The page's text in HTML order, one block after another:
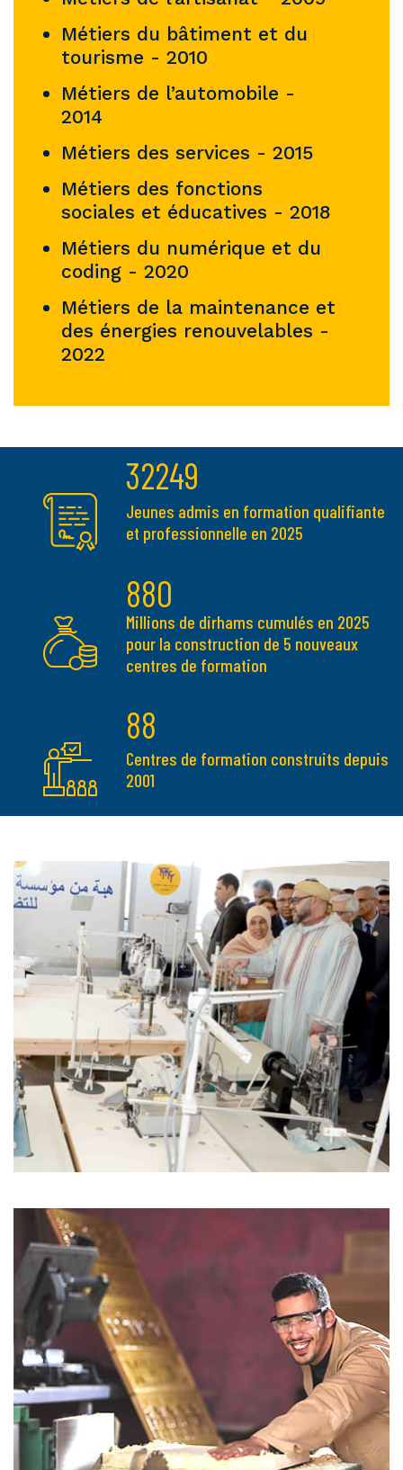
Métiers du bâtiment et du
tourisme - 2010
Métiers de l’automobile -
2014
Métiers des services - 2015
Métiers des fonctions
sociales et éducatives - 2018
Métiers du numérique et du
coding - 2020
Métiers de la maintenance et
des énergies renouvelables -
2022
32249
Jeunes admis en formation qualifiante
et professionnelle en 2025
880
Millions de dirhams cumulés en 2025
pour la construction de 5 nouveaux
centres de formation
88
Centres de formation construits depuis
2001